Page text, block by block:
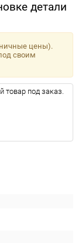
детали
цены).
своим
под заказ.